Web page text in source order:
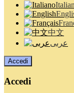
中文
عربى
Accedi
Accedi